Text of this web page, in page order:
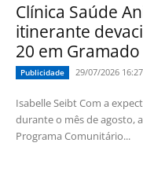
Clínica Saúde
itinerante
20 em Gramado
Publicidade 29/07/2026 16:27
Isabelle Seibt Com a expectativa de imunizar mais de 10 mil animais
durante o mês de agosto,
Programa Comunitário...